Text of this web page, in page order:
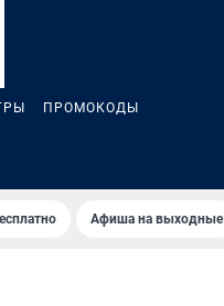
ПРОМОКОДЫ
Афиша на выходные